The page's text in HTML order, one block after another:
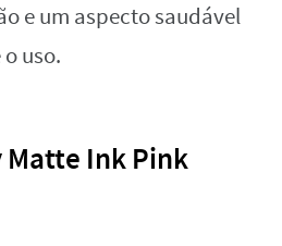
e um aspecto saudável
uso.
Matte Ink Pink